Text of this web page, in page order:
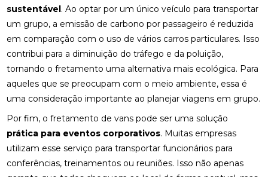
sustentável. Ao optar por um único veículo para transportar
um grupo, a emissão de carbono por passageiro é reduzida
em comparação com o uso de vários carros particulares. Isso
contribui para a diminuição do tráfego e da poluição,
tornando o fretamento uma alternativa mais ecológica. Para
aqueles que se preocupam com o meio ambiente, essa é
uma consideração importante ao planejar viagens em grupo.
Por fim, o fretamento de vans pode ser uma solução
prática para eventos corporativos. Muitas empresas
utilizam esse serviço para transportar funcionários para
conferências, treinamentos ou reuniões. Isso não apenas